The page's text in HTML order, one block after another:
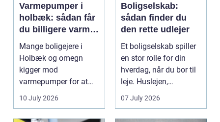
Varmepumper i
holbæk: sådan får
du billigere varme
og bedre
indeklima
Mange boligejere i
Holbæk og omegn
kigger mod
varmepumper for at
sænke
varmeregningen og få
et sunde...
10 July 2026
Boligselskab:
sådan finder du
den rette udlejer
Et boligselskab spiller
en stor rolle for din
hverdag, når du bor til
leje. Huslejen,
vedligeh...
07 July 2026